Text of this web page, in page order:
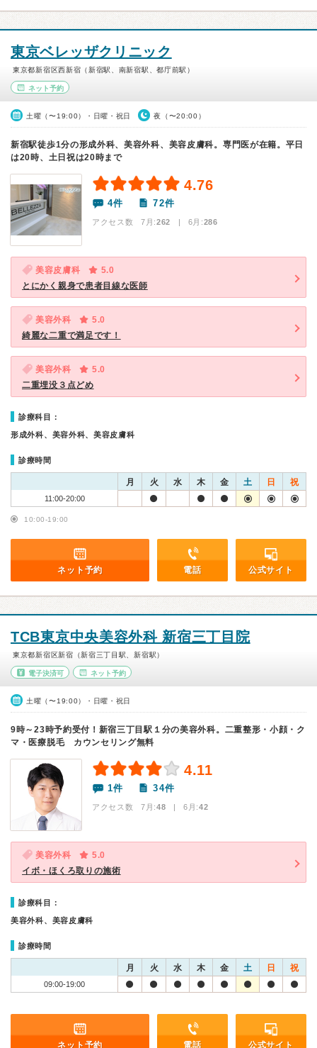
東京ベレッザクリニック
東京都新宿区西新宿（新宿駅、南新宿駅、都庁前駅）
ネット予約
土曜（〜19:00）・日曜・祝日 夜（〜20:00）
新宿駅徒歩1分の形成外科、美容外科、美容皮膚科。専門医が在籍。平日
は20時、土日祝は20時まで
4.76
4件 72件
アクセス数 7月:262 | 6月:286
美容皮膚科
5.0
とにかく親身で患者目線な医師
美容外科
5.0
綺麗な二重で満足です！
美容外科
5.0
二重埋没３点どめ
診療科目：
形成外科、美容外科、美容皮膚科
診療時間
月 火 水 木 金 土 日 祝
11:00-20:00
10:00-19:00
ネット予約 電話 公式サイト
TCB東京中央美容外科 新宿三丁目院
東京都新宿区新宿（新宿三丁目駅、新宿駅）
電子決済可 ネット予約
土曜（〜19:00）・日曜・祝日
9時～23時予約受付！新宿三丁目駅１分の美容外科。二重整形・小顔・ク
マ・医療脱毛 カウンセリング無料
4.11
1件 34件
アクセス数 7月:48 | 6月:42
美容外科
5.0
イボ・ほくろ取りの施術
診療科目：
美容外科、美容皮膚科
診療時間
月 火 水 木 金 土 日 祝
09:00-19:00
ネット予約 電話 公式サイト